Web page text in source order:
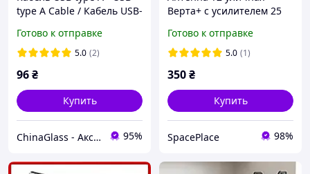
type A Cable / Кабель USB-
Готово к отправке
5.0 (2)
96₴
Купить
ChinaGlass - Аксесуари для смартфонів 95%
Верта+ с усилителем 25
антенна до 60 км
Готово к отправке
5.0 (1)
350₴
Купить
SpacePlace 98%